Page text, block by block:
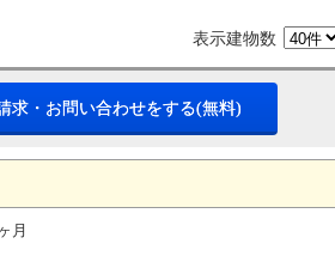
表示建物数
求・お問い合わせをする(無料)
月